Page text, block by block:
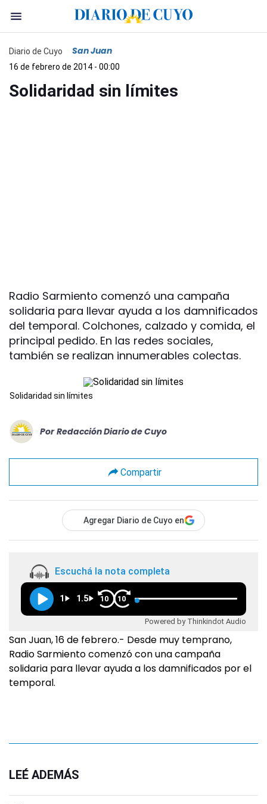
Diario de Cuyo San Juan
16 de febrero de 2014 - 00:00
Solidaridad sin límites
Radio Sarmiento comenzó una campaña
solidaria para llevar ayuda a los damnificados
del temporal. Colchones, calzado y comida, el
principal pedido. En las redes sociales,
también se realizan innumerables colectas.
Solidaridad sin límites
Por Redacción Diario de Cuyo
Compartir
Agregar Diario de Cuyo en
Escuchá la nota completa
1 1.5 10 10
Powered by Thinkindot Audio
San Juan, 16 de febrero.- Desde muy temprano,
Radio Sarmiento comenzó con una campaña
solidaria para llevar ayuda a los damnificados por el
temporal.
LEÉ ADEMÁS